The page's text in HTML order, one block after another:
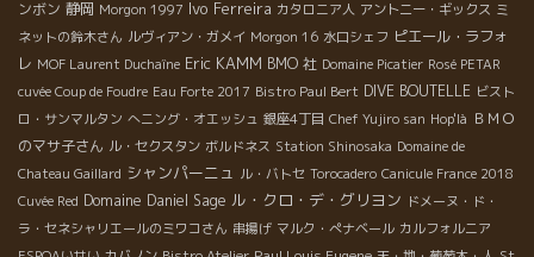
ンボン 静岡 Morgon 1997 Ivo Ferreira カタロニア人 アントニー・ギックス ミ
ネットの鈴木さん ルヴィアン・ガメイ Morgon 16 水口シェフ ピエール・ラフォ
レ MOF Laurent Duchaîne Eric KAMM BMO 社 Domaine Picatier Rosé PETAR
cuvée Coup de Foudre Eau Forte 2017 Bistro Paul Bert DIVE BOUTELLE ビスト
ロ・サンマルタン へニング・オエッシュ 銀座4丁目 Chef Yujiro san Hop'là ＢＭＯ
のマサ子さん ル・セクスタン ボルドネス Station Shinosaka Domaine de
Chateau Gaillard シャンパーニュ ル・バトセ Torocadero Canicule France 2018
Cuvée Red Domaine Daniel Sage ル・クロ・デ・グリヨン ドメーヌ・ド・
ラ・セネシャリエールのミワコさん 串揚げ マルク・ぺナベール カルフォルニア